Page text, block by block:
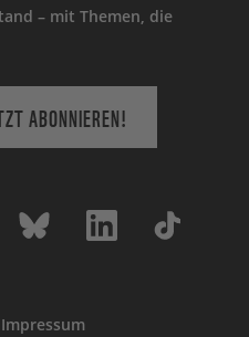
– mit Themen, die
ABONNIEREN!
Impressum